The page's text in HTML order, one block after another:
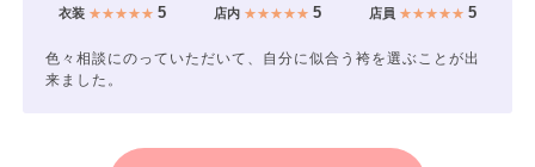
【HEPBURN】
オードリーヘップバーンがイメージモデル。
オマージュしたスタイルは
衣装★★★★★ 5 店内★★★★★ 5 店員 ★★★★★5
色々相談にのっていただいて、自分に似合う袴を選ぶことが出
来ました。